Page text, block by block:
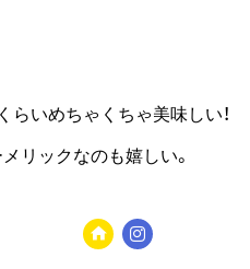
いめちゃくちゃ美味しい！
リックなのも嬉しい。